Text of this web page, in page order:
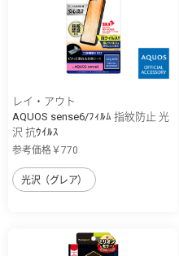
レイ・アウト
AQUOS sense6/ﾌｨﾙﾑ 指紋防止 光
沢 抗ｳｲﾙｽ
参考価格￥770
光沢（グレア）